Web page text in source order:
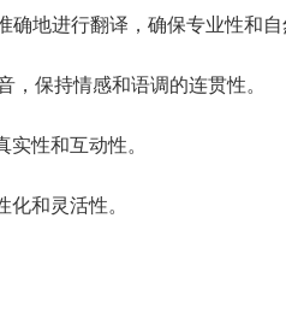
确地进行翻译，确保专业性和
保持情感和语调的连贯性。
性和互动性。
和灵活性。